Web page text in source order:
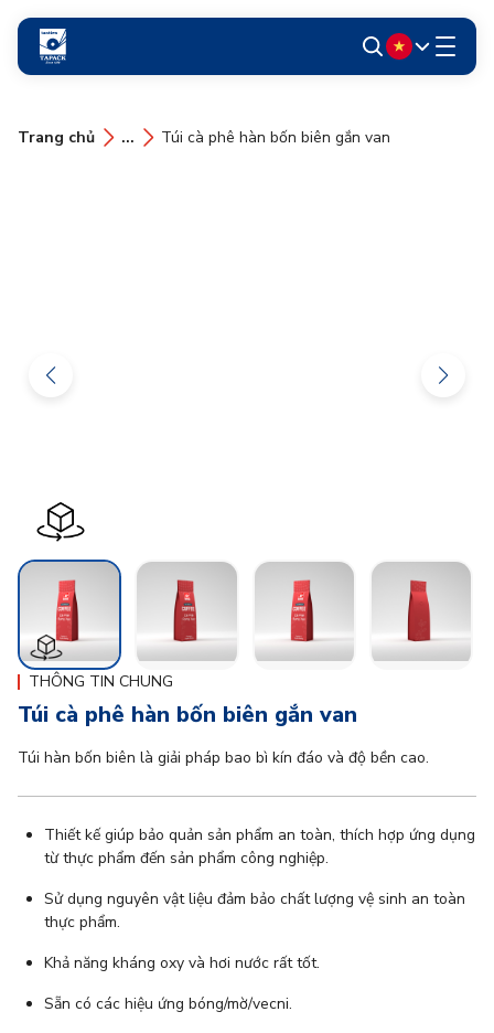
Trang chủ ... Túi cà phê hàn bốn biên gắn van
THÔNG TIN CHUNG
Túi cà phê hàn bốn biên gắn van
Túi hàn bốn biên là giải pháp bao bì kín đáo và độ bền cao.
Thiết kế giúp bảo quản sản phẩm an toàn, thích hợp ứng dụng
từ thực phẩm đến sản phẩm công nghiệp.
Sử dụng nguyên vật liệu đảm bảo chất lượng vệ sinh an toàn
thực phẩm.
Khả năng kháng oxy và hơi nước rất tốt.
Sẵn có các hiệu ứng bóng/mờ/vecni.